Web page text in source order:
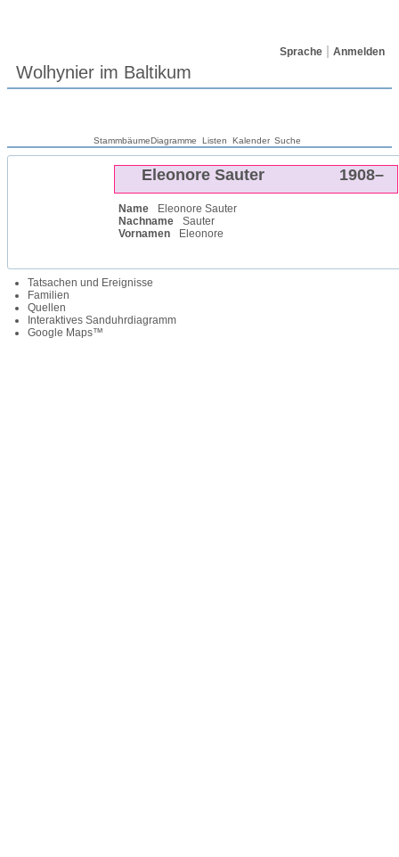
Sprache Anmelden
Wolhynier im Baltikum
StammbäumeDiagramme Listen Kalender Suche
Eleonore Sauter 1908–
Name Eleonore Sauter
Nachname
Sauter
Vornamen
Eleonore
Tatsachen und Ereignisse
Familien
Quellen
Interaktives Sanduhrdiagramm
Google Maps™